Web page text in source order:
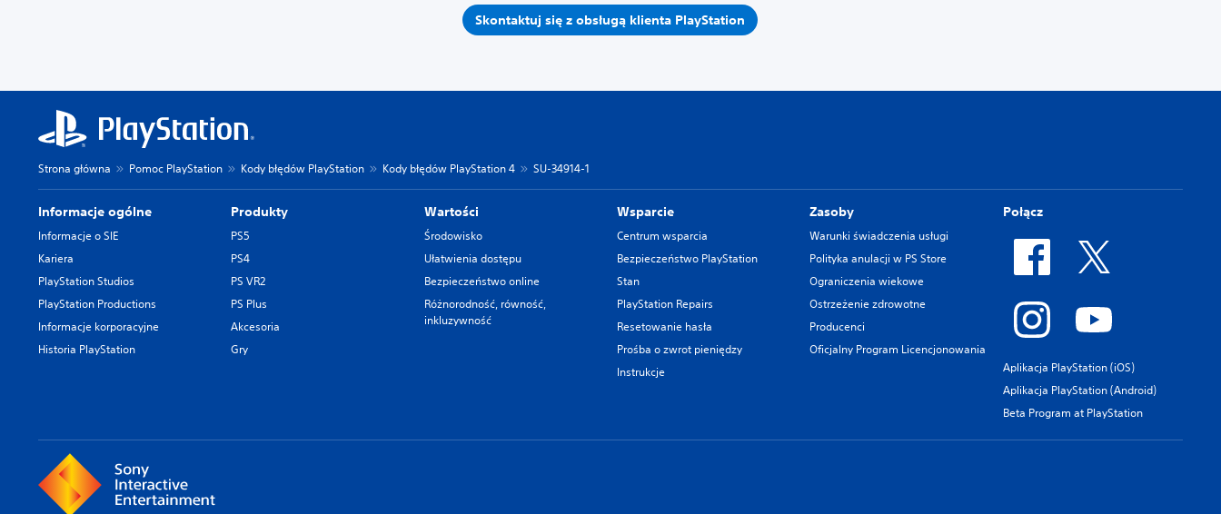
Skontaktuj się z obsługą klienta PlayStation
Strona główna Pomoc PlayStation Kody błędów PlayStation Kody błędów PlayStation 4 SU-34914-1
Informacje ogólne
Informacje o SIE
Kariera
PlayStation Studios
PlayStation Productions
Informacje korporacyjne
Historia PlayStation
Produkty
PS5
PS4
PS VR2
PS Plus
Akcesoria
Gry
Wartości
Środowisko
Ułatwienia dostępu
Bezpieczeństwo online
Różnorodność, równość,
inkluzywność
Wsparcie
Centrum wsparcia
Bezpieczeństwo PlayStation
Stan
PlayStation Repairs
Resetowanie hasła
Prośba o zwrot pieniędzy
Instrukcje
Zasoby
Warunki świadczenia usługi
Polityka anulacji w PS Store
Ograniczenia wiekowe
Ostrzeżenie zdrowotne
Producenci
Oficjalny Program Licencjonowania
Połącz
Aplikacja PlayStation (iOS)
Aplikacja PlayStation (Android)
Beta Program at PlayStation